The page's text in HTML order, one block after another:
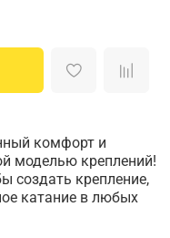
комфорт и
моделью креплений!
создать крепление,
катание в любых